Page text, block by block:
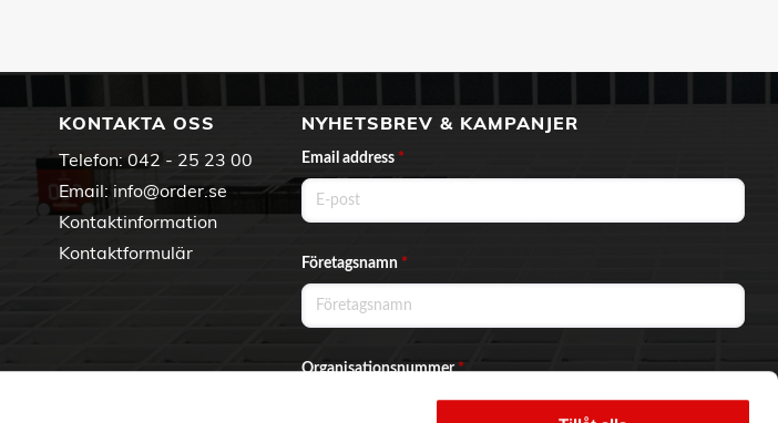
KONTAKTA OSS
Telefon: 042 - 25 23 00
Email: info@order.se
Kontaktinformation
Kontaktformulär
NYHETSBREV & KAMPANJER
Email address *
Företagsnamn *
Organisationsnummer*